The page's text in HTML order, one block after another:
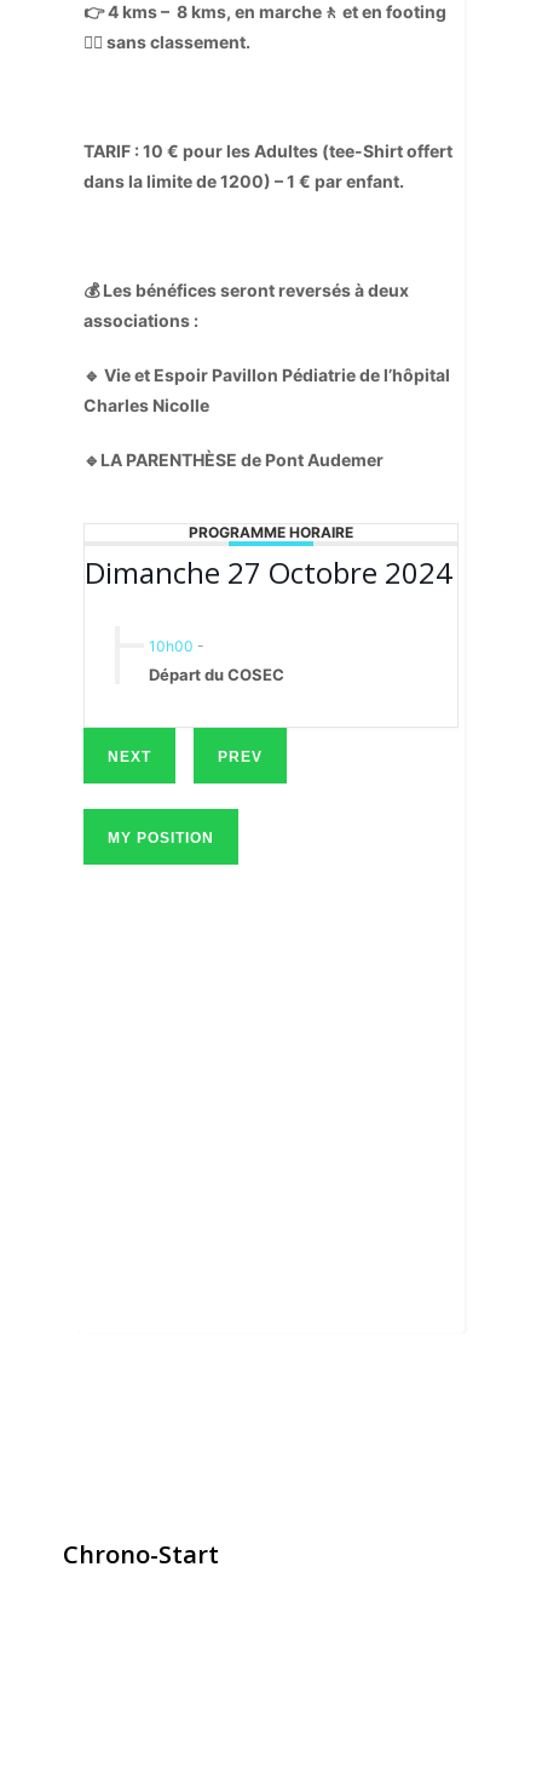
👉 4 kms – 8 kms, en marche🚶 et en footing
🏃‍♀️ sans classement.
TARIF : 10 € pour les Adultes (tee-Shirt offert
dans la limite de 1200) – 1 € par enfant.
💰 Les bénéfices seront reversés à deux
associations :
🔹 Vie et Espoir Pavillon Pédiatrie de l’hôpital
Charles Nicolle
🔹LA PARENTHÈSE de Pont Audemer
PROGRAMME HORAIRE
Dimanche 27 Octobre 2024
10h00 -
Départ du COSEC
NEXT PREV
MY POSITION
Chrono-Start